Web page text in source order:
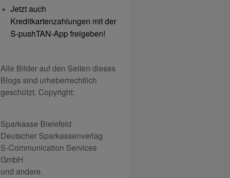
Jetzt auch
Kreditkartenzahlungen mit der
S-pushTAN-App freigeben!
Alle Bilder auf den Seiten dieses
Blogs sind urheberrechtlich
geschützt. Copyright:
Sparkasse Bielefeld
Deutscher Sparkassenverlag
S-Communication Services
GmbH
und andere.